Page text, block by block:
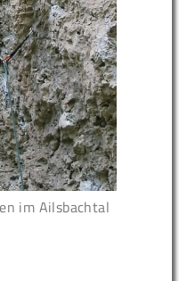
im Ailsbachtal